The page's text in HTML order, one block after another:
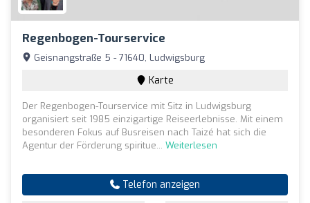
Regenbogen-Tourservice
Geisnangstraße 5 - 71640, Ludwigsburg
Karte
Der Regenbogen-Tourservice mit Sitz in Ludwigsburg
organisiert seit 1985 einzigartige Reiseerlebnisse. Mit einem
besonderen Fokus auf Busreisen nach Taizé hat sich die
Agentur der Förderung spiritue... Weiterlesen
Telefon anzeigen